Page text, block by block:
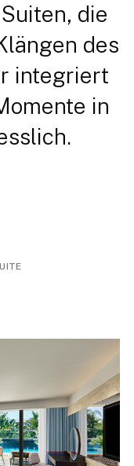
die
des
integriert
in